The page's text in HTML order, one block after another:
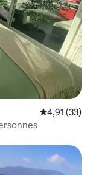
Évaluation
4,91 (33)